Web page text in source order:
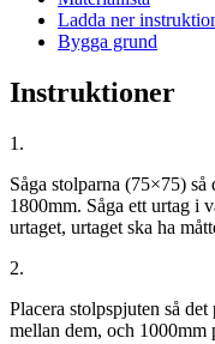
Ladda ner
Bygga grund
Instruktioner
1.
Såga stolparna (75×75)
1800mm. Såga ett urtag i
urtaget, urtaget ska ha
2.
Placera stolpspjuten så
mellan dem, och 1000mm